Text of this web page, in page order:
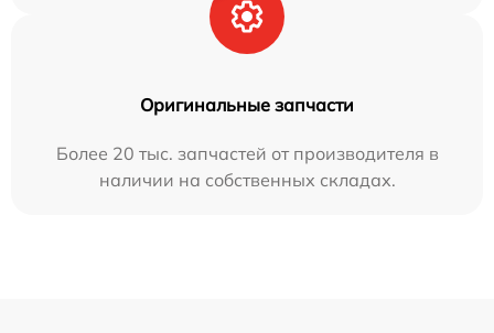
Оригинальные запчасти
Более 20 тыс. запчастей от производителя в
наличии на собственных складах.